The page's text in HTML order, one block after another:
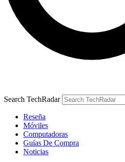
Search TechRadar
Reseña
Móviles
Computadoras
Guías De Compra
Noticias